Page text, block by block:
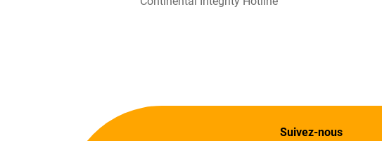
Suivez-nous